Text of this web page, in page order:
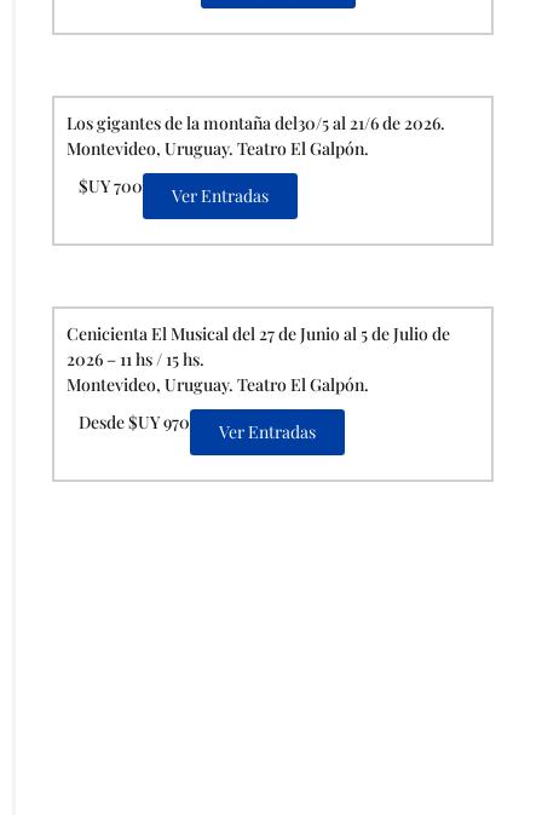
Los gigantes de la montaña del30/5 al 21/6 de 2026.
Montevideo, Uruguay. Teatro El Galpón.
$UY 700
Ver Entradas
Cenicienta El Musical del 27 de Junio al 5 de Julio de
2026 – 11 hs / 15 hs.
Montevideo, Uruguay. Teatro El Galpón.
Desde $UY 970
Ver Entradas